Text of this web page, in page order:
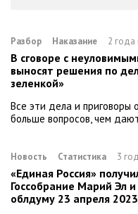
Разбор Наказание 2 года
В сговоре с
выносят решения по
зеленкой»
Все эти дела и приговоры
больше вопросов, чем
Новость Статистика 3
«Единая Россия»
Госсобрание Марий Эл
облдуму 23 апреля 2023